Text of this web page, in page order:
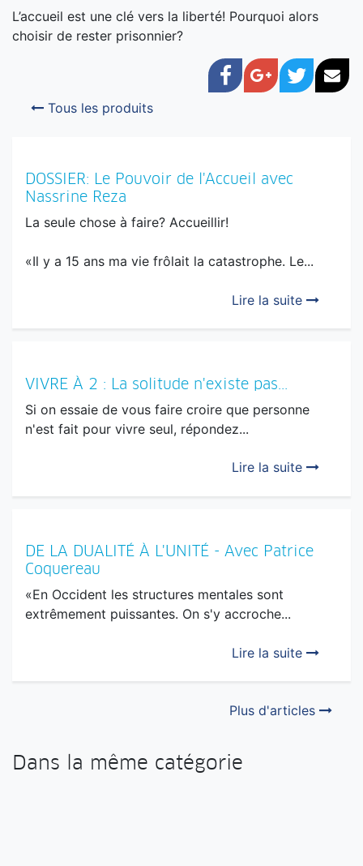
L’accueil est une clé vers la liberté! Pourquoi alors
choisir de rester prisonnier?
Facebook
Google+
Twitter
Tous les produits
DOSSIER: Le Pouvoir de l'Accueil avec
Nassrine Reza
La seule chose à faire? Accueillir!
«Il y a 15 ans ma vie frôlait la catastrophe. Le...
Lire la suite
VIVRE À 2 : La solitude n'existe pas...
Si on essaie de vous faire croire que personne
n'est fait pour vivre seul, répondez...
Lire la suite
DE LA DUALITÉ À L'UNITÉ - Avec Patrice
Coquereau
«En Occident les structures mentales sont
extrêmement puissantes. On s'y accroche...
Lire la suite
Plus d'articles
Dans la même catégorie